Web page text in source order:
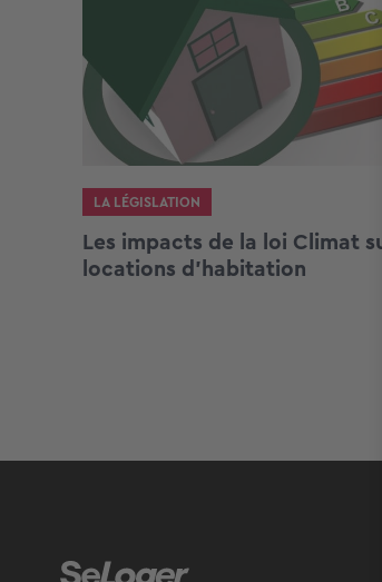
LA LÉGISLATION
Les impacts de la loi Climat
locations d’habitation